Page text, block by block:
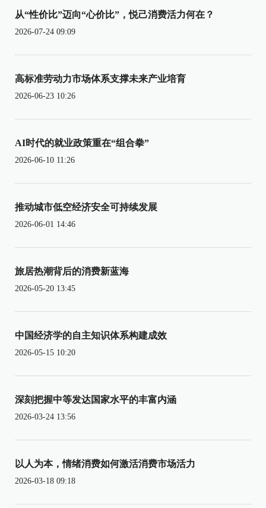
从“性价比”迈向“心价比”，悦己消费活力何在？
2026-07-24 09:09
高标准劳动力市场体系支撑未来产业培育
2026-06-23 10:26
AI时代的就业政策重在“组合拳”
2026-06-10 11:26
推动城市低空经济安全可持续发展
2026-06-01 14:46
旅居热潮背后的消费新蓝海
2026-05-20 13:45
中国经济学的自主知识体系构建成效
2026-05-15 10:20
深刻把握中等发达国家水平的丰富内涵
2026-03-24 13:56
以人为本，情绪消费如何激活消费市场活力
2026-03-18 09:18